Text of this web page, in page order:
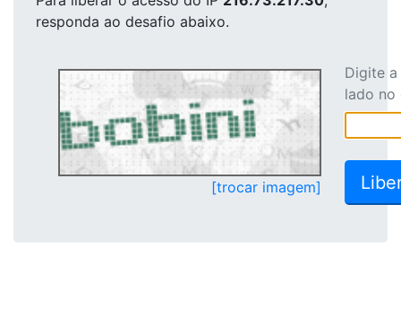
responda ao desafio abaixo.
[trocar imagem]
Digite
lado no